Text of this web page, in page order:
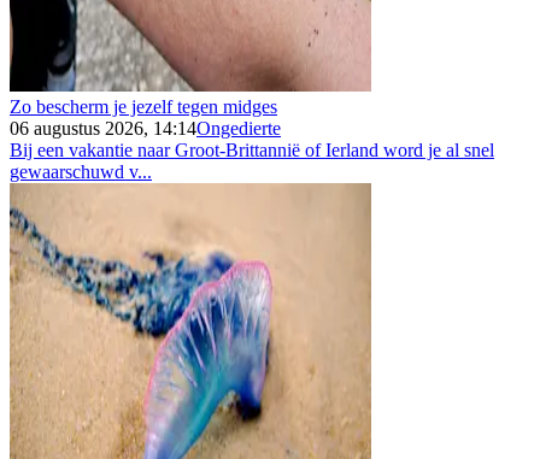
Zo bescherm je jezelf tegen midges
06 augustus 2026, 14:14Ongedierte
Bij een vakantie naar Groot-Brittannië of Ierland word je al snel
gewaarschuwd v...